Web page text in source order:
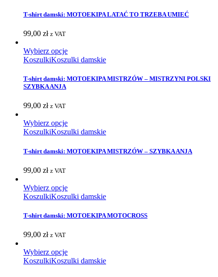
T-shirt damski: MOTOEKIPA LATAĆ TO TRZEBA UMIEĆ
99,00 zł z VAT
Wybierz opcje
KoszulkiKoszulki damskie
T-shirt damski: MOTOEKIPA MISTRZÓW – MISTRZYNI POLSKI
SZYBKA ANJA
99,00 zł z VAT
Wybierz opcje
KoszulkiKoszulki damskie
T-shirt damski: MOTOEKIPA MISTRZÓW – SZYBKA ANJA
99,00 zł z VAT
Wybierz opcje
KoszulkiKoszulki damskie
T-shirt damski: MOTOEKIPA MOTOCROSS
99,00 zł z VAT
Wybierz opcje
KoszulkiKoszulki damskie